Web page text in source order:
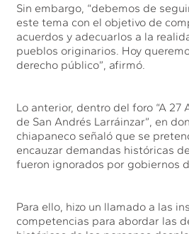
Sin embargo, “debemos de
este tema con el objetivo de
acuerdos y adecuarlos a la
pueblos originarios. Hoy
derecho público”, afirmó.
Lo anterior, dentro del foro “A 27
de San Andrés Larráinzar”, en
chiapaneco señaló que se
encauzar demandas históricas
fueron ignorados por gobiernos
Para ello, hizo un llamado a las
competencias para abordar las